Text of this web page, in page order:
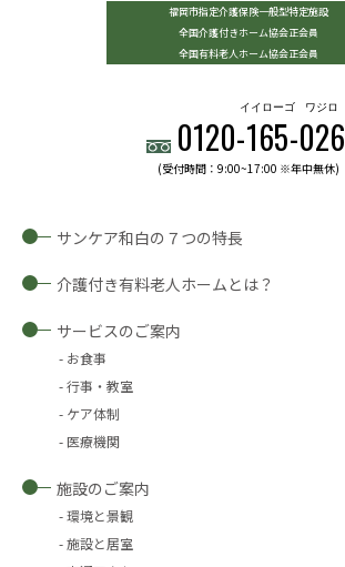
福岡市指定介護保険一般型特定施設
全国介護付きホーム協会正会員
全国有料老人ホーム協会正会員
0120-165
イイローゴ
-026
ワジロ
(受付時間：9:00~17:00 ※年中無休)
サンケア和白の７つの特長
介護付き有料老人ホームとは？
サービスのご案内
お食事
行事・教室
ケア体制
医療機関
施設のご案内
環境と景観
施設と居室